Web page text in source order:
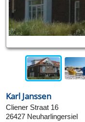
Karl Janssen
Cliener Straat 16
26427 Neuharlingersiel